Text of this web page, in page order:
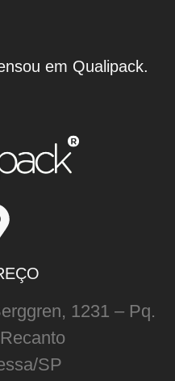
em Qualipack.
1231 – Pq.
SP